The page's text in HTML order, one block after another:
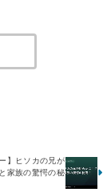
】ヒソカの兄が
家族の驚愕の秘